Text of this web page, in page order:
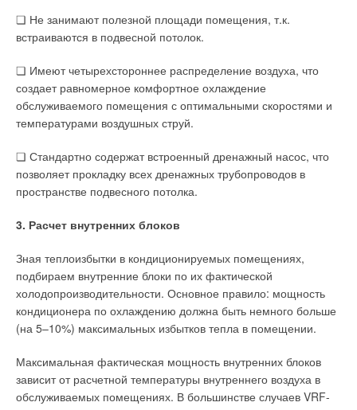
❏ Не занимают полезной площади помещения, т.к.
встраиваются в подвесной потолок.
❏ Имеют четырехстороннее распределение воздуха, что
создает равномерное комфортное охлаждение
обслуживаемого помещения с оптимальными скоростями и
температурами воздушных струй.
❏ Стандартно содержат встроенный дренажный насос, что
позволяет прокладку всех дренажных трубопроводов в
пространстве подвесного потолка.
3. Расчет внутренних блоков
Зная теплоизбытки в кондиционируемых помещениях,
подбираем внутренние блоки по их фактической
холодопроизводительности. Основное правило: мощность
кондиционера по охлаждению должна быть немного больше
(на 5–10%) максимальных избытков тепла в помещении.
Максимальная фактическая мощность внутренних блоков
зависит от расчетной температуры внутреннего воздуха в
обслуживаемых помещениях. В большинстве случаев VRF-